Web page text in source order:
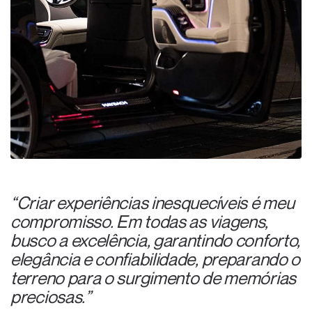
“Criar experiências inesquecíveis é meu
compromisso. Em todas as viagens,
busco a excelência, garantindo conforto,
elegância e confiabilidade, preparando o
terreno para o surgimento de memórias
preciosas.”